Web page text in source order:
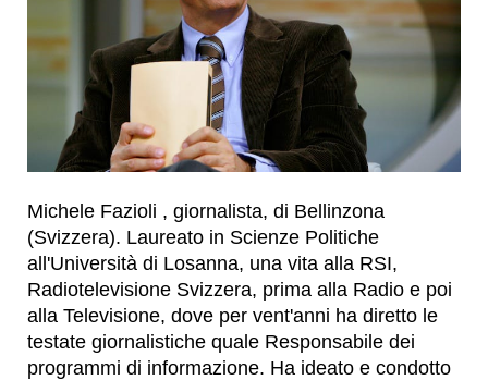
Michele Fazioli , giornalista, di Bellinzona
(Svizzera). Laureato in Scienze Politiche
all'Università di Losanna, una vita alla RSI,
Radiotelevisione Svizzera, prima alla Radio e poi
alla Televisione, dove per vent'anni ha diretto le
testate giornalistiche quale Responsabile dei
programmi di informazione. Ha ideato e condotto